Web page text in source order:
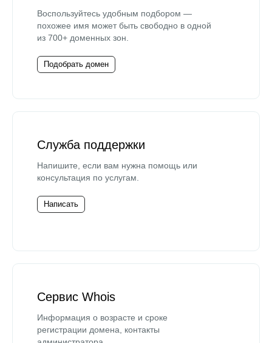
Воспользуйтесь удобным подбором —
похожее имя может быть свободно в одной
из 700+ доменных зон.
Подобрать домен
Служба поддержки
Напишите, если вам нужна помощь или
консультация по услугам.
Написать
Сервис Whois
Информация о возрасте и сроке
регистрации домена, контакты